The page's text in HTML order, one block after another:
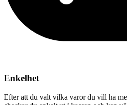
Enkelhet
Efter att du valt vilka varor du vill ha